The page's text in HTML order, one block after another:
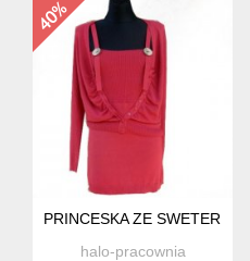
PRINCESKA ZE SWETERKIEM
halo-pracownia